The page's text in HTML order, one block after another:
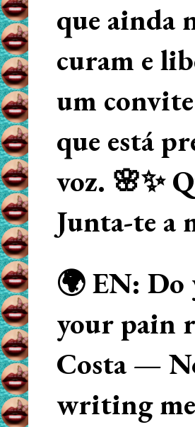
que ainda
curam e
um
que está
voz. 🌸✨
Junta-te a
🌍 EN: Do
your pain
Costa —
writing